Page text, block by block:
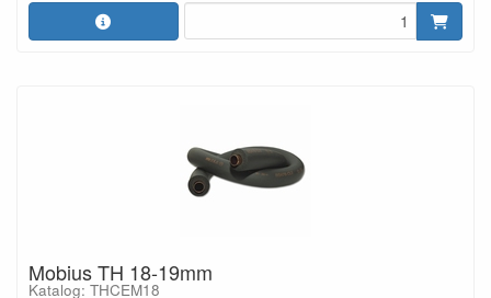
Mobius TH 18-19mm
Katalog: THCEM18